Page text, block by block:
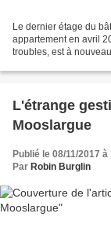
Le dernier étage du
appartement en avril
troubles, est à
L'étrange
Mooslargue
Publié le 08/11/2017 à
Par Robin Burglin